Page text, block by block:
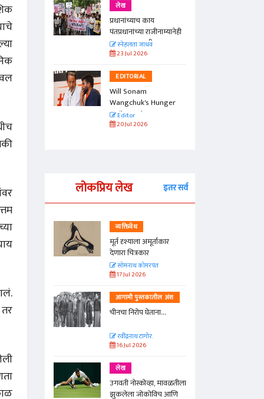
लेख
प्रधानांच्याच काय
पंतप्रधानांच्या राजीनाम्यानेही
प्रश्न सुटणार नाही, पण...
स्नेहलता जाधव
23 Jul 2026
EDITORIAL
Will Sonam
Wangchuk's Hunger
Strike Make a
Difference?
Editor
20 Jul 2026
लोकप्रिय लेख इतर सर्व
अंश
आणि
व्यक्तिवेध
मूर्त दृश्याला अमूर्ताकार
देणारा चित्रकार
सोमनाथ कोमरपंत
17 Jul 2026
आगामी पुस्तकातील अंश
चीनचा निरोप घेताना...
रवींद्रनाथ टागोर.
16 Jul 2026
लेख
उगवती नोस्कोव्हा, मावळतीला
झुकलेला जोकोविच आणि